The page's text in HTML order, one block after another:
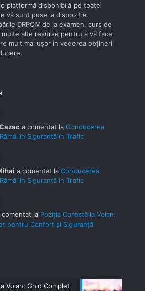
platformă disponibilă pe toate
vă sunt puse la dispoziţie
DRPCIV de la examen, curs de
alte resurse pentru a vă face
mult mai uşor în vederea obţinerii
a comentat la Conducerea
în Siguranță în Trafic
a comentat la Conducerea
în Siguranță în Trafic
comentat la Poziția Corectă la Volan:
pentru Confort și Siguranță
Volan: Ghid Complet